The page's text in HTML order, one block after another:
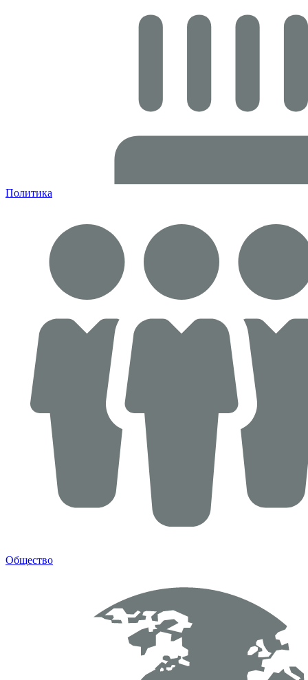
Политика
Общество